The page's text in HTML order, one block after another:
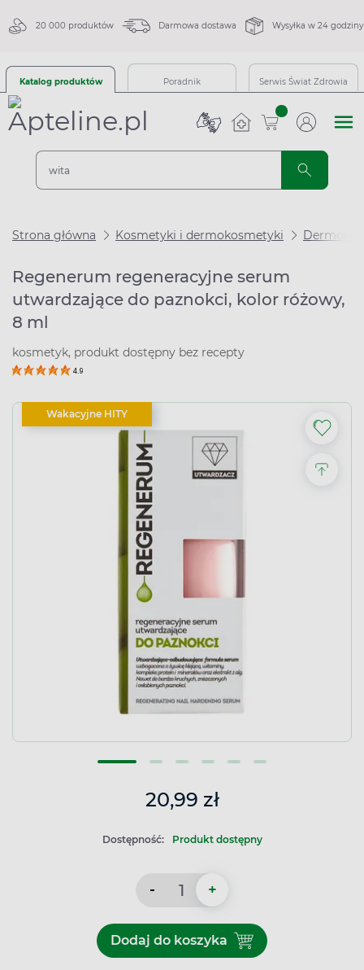
20 000 produktów Darmowa dostawa Wysyłka w 24 godziny
Katalog produktów Poradnik Serwis Świat Zdrowia
sztuk
Strona główna Kosmetyki i dermokosmetyki
Regenerum regeneracyjne serum
utwardzające do paznokci, kolor różowy,
8 ml
kosmetyk, produkt dostępny bez recepty
4.9
Wakacyjne HITY
20,99 zł
Dostępność: Produkt dostępny
- +
Dodaj do koszykaDodaj do koszyka